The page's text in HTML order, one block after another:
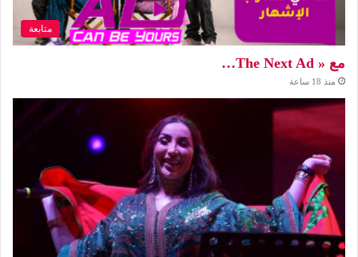
متابعة
مع « The Next Ad…
منذ 18 ساعة